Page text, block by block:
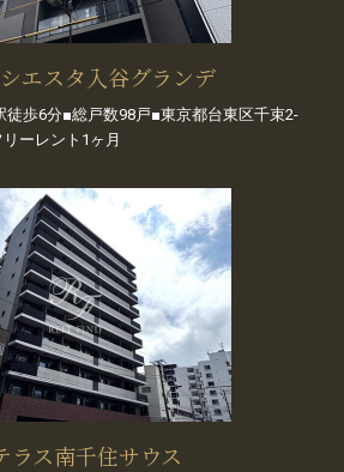
エスタ入谷グランデ
徒歩6分■総戸数98戸■東京都台東区千束2-
ーレント1ヶ月
ラス南千住サウス